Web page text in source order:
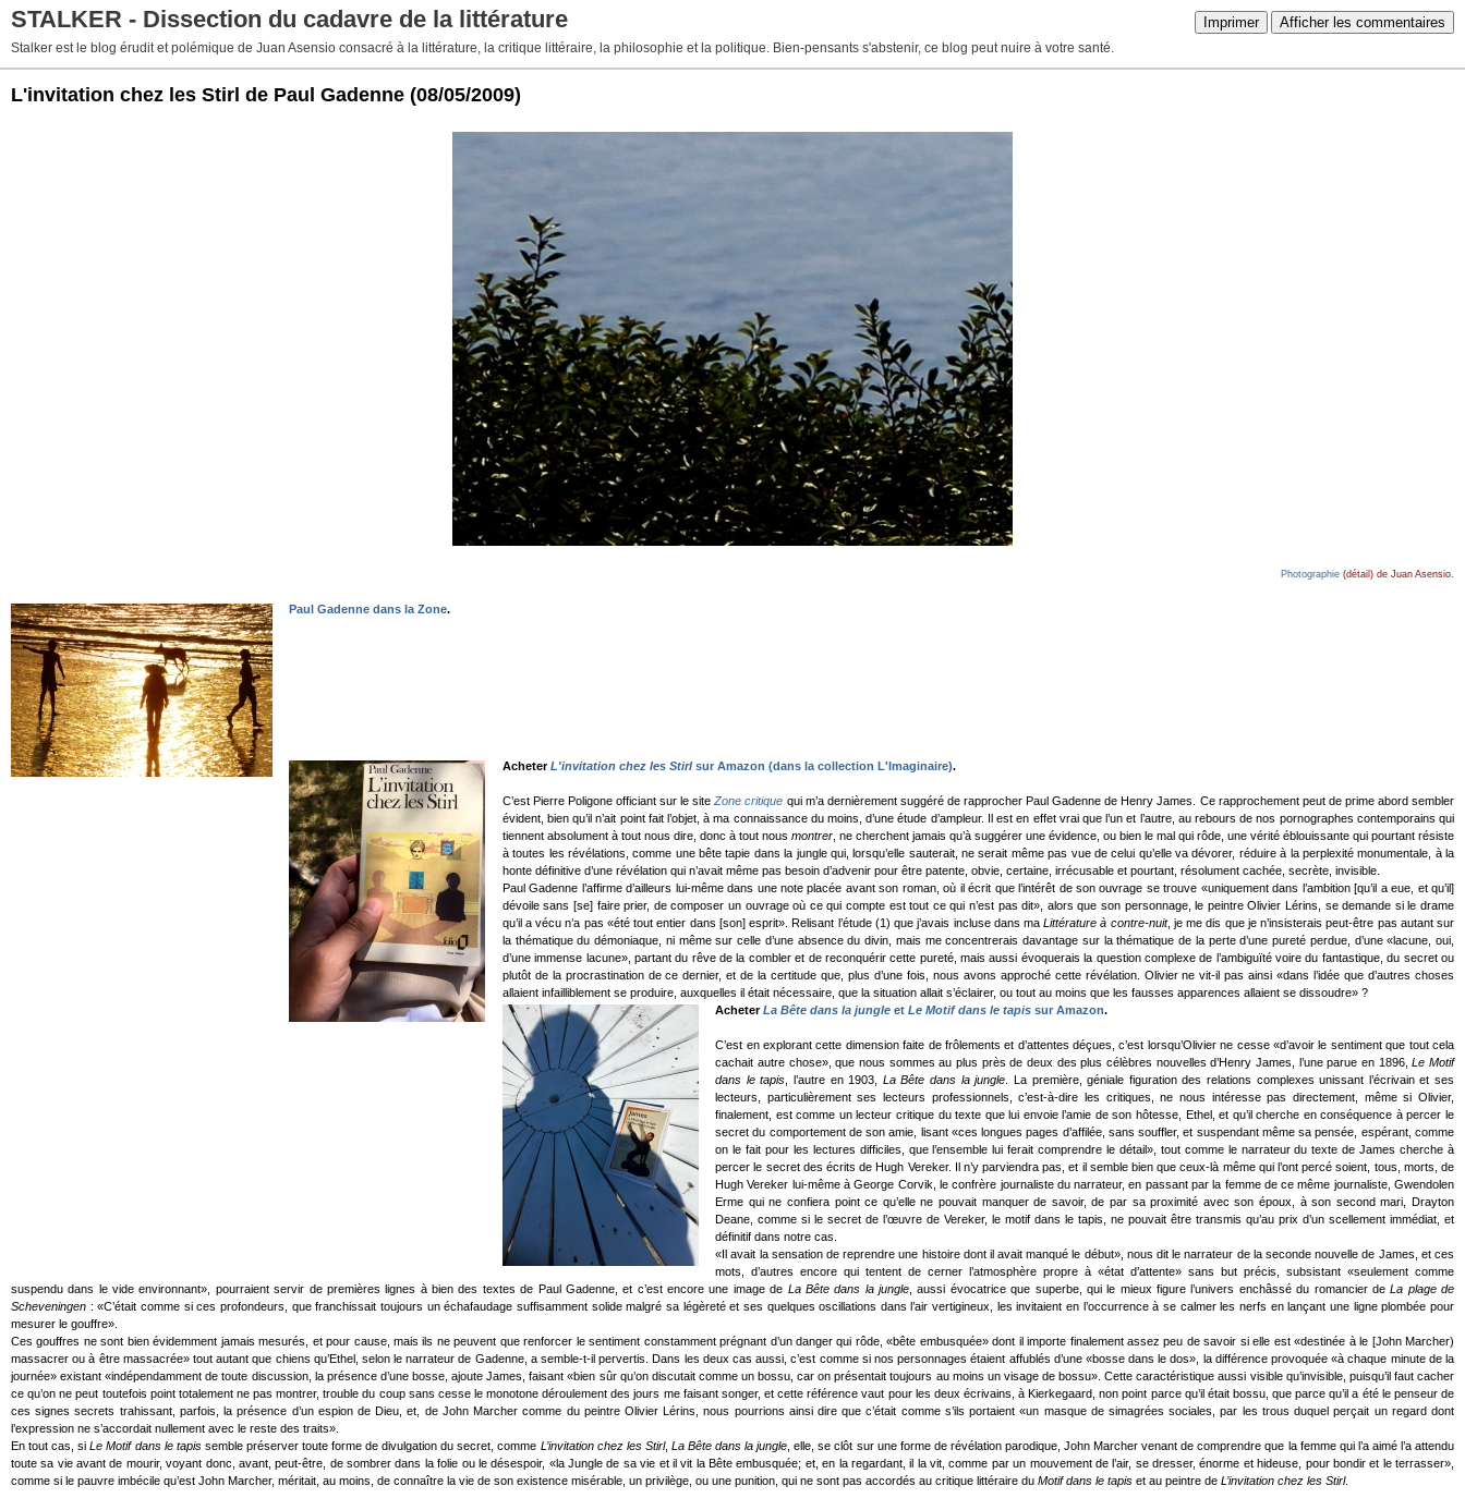
Imprimer Afficher les commentaires
STALKER - Dissection du cadavre de la littérature
Stalker est le blog érudit et polémique de Juan Asensio consacré à la littérature, la critique littéraire, la philosophie et la politique. Bien-pensants s'abstenir, ce blog peut nuire à votre santé.
L'invitation chez les Stirl de Paul Gadenne (08/05/2009)
Photographie (détail) de Juan Asensio.
Paul Gadenne dans la Zone.
AcheterL'invitation chez les Stirlsur Amazon (dans la collection L'Imaginaire).
C’est Pierre Poligone officiant sur le siteZone critique qui m’a dernièrement suggéré de rapprocher Paul Gadenne de Henry James. Ce rapprochement peut de prime abord sembler
évident, bien qu’il n’ait point fait l’objet, à ma connaissance du moins, d’une étude d’ampleur. Il est en effet vrai que l’un et l’autre, au rebours de nos pornographes contemporains qui
tiennent absolument à tout nous dire, donc à tout nous montrer, ne cherchent jamais qu’à suggérer une évidence, ou bien le mal qui rôde, une vérité éblouissante qui pourtant résiste
à toutes les révélations, comme une bête tapie dans la jungle qui, lorsqu’elle sauterait, ne serait même pas vue de celui qu’elle va dévorer, réduire à la perplexité monumentale, à la
honte définitive d’une révélation qui n’avait même pas besoin d’advenir pour être patente, obvie, certaine, irrécusable et pourtant, résolument cachée, secrète, invisible.
Paul Gadenne l’affirme d’ailleurs lui-même dans une note placée avant son roman, où il écrit que l’intérêt de son ouvrage se trouve «uniquement dans l’ambition [qu’il a eue, et qu’il]
dévoile sans [se] faire prier, de composer un ouvrage où ce qui compte est tout ce qui n’est pas dit», alors que son personnage, le peintre Olivier Lérins, se demande si le drame
qu’il a vécu n’a pas «été tout entier dans [son] esprit». Relisant l’étude (1) que j’avais incluse dans maLittérature à contre-nuit, je me dis que je n’insisterais peut-être pas autant sur
la thématique du démoniaque, ni même sur celle d’une absence du divin, mais me concentrerais davantage sur la thématique de la perte d’une pureté perdue, d’une «lacune, oui,
d’une immense lacune», partant du rêve de la combler et de reconquérir cette pureté, mais aussi évoquerais la question complexe de l’ambiguïté voire du fantastique, du secret ou
plutôt de la procrastination de ce dernier, et de la certitude que, plus d’une fois, nous avons approché cette révélation. Olivier ne vit-il pas ainsi «dans l’idée que d’autres choses
allaient infailliblement se produire, auxquelles il était nécessaire, que la situation allait s’éclairer, ou tout au moins que les fausses apparences allaient se dissoudre» ?
AcheterLa Bête dans la jungle etLe Motif dans le tapis sur Amazon.
C’est en explorant cette dimension faite de frôlements et d’attentes déçues, c’est lorsqu’Olivier ne cesse «d’avoir le sentiment que tout cela
cachait autre chose», que nous sommes au plus près de deux des plus célèbres nouvelles d’Henry James, l’une parue en 1896,Le Motif
dans le tapis , l’autre en 1903, La Bête dans la jungle . La première, géniale figuration des relations complexes unissant l’écrivain et ses
lecteurs, particulièrement ses lecteurs professionnels, c’est-à-dire les critiques, ne nous intéresse pas directement, même si Olivier,
finalement, est comme un lecteur critique du texte que lui envoie l’amie de son hôtesse, Ethel, et qu’il cherche en conséquence à percer le
secret du comportement de son amie, lisant «ces longues pages d’affilée, sans souffler, et suspendant même sa pensée, espérant, comme
on le fait pour les lectures difficiles, que l’ensemble lui ferait comprendre le détail», tout comme le narrateur du texte de James cherche à
percer le secret des écrits de Hugh Vereker. Il n’y parviendra pas, et il semble bien que ceux-là même qui l’ont percé soient, tous, morts, de
Hugh Vereker lui-même à George Corvik, le confrère journaliste du narrateur, en passant par la femme de ce même journaliste, Gwendolen
Erme qui ne confiera point ce qu’elle ne pouvait manquer de savoir, de par sa proximité avec son époux, à son second mari, Drayton
Deane, comme si le secret de l’œuvre de Vereker, le motif dans le tapis, ne pouvait être transmis qu’au prix d’un scellement immédiat, et
définitif dans notre cas.
«Il avait la sensation de reprendre une histoire dont il avait manqué le début», nous dit le narrateur de la seconde nouvelle de James, et ces
mots, d’autres encore qui tentent de cerner l’atmosphère propre à «état d’attente» sans but précis, subsistant «seulement comme
suspendu dans le vide environnant», pourraient servir de premières lignes à bien des textes de Paul Gadenne, et c’est encore une image de La Bête dans la jungle , aussi évocatrice que superbe, qui le mieux figure l’univers enchâssé du romancier deLa plage de
Scheveningen : «C’était comme si ces profondeurs, que franchissait toujours un échafaudage suffisamment solide malgré sa légèreté et ses quelques oscillations dans l’air vertigineux, les invitaient en l’occurrence à se calmer les nerfs en lançant une ligne plombée pour
mesurer le gouffre».
Ces gouffres ne sont bien évidemment jamais mesurés, et pour cause, mais ils ne peuvent que renforcer le sentiment constamment prégnant d’un danger qui rôde, «bête embusquée» dont il importe finalement assez peu de savoir si elle est «destinée à le [John Marcher)
massacrer ou à être massacrée» tout autant que chiens qu’Ethel, selon le narrateur de Gadenne, a semble-t-il pervertis. Dans les deux cas aussi, c’est comme si nos personnages étaient affublés d’une «bosse dans le dos», la différence provoquée «à chaque minute de la
journée» existant «indépendamment de toute discussion, la présence d’une bosse, ajoute James, faisant «bien sûr qu’on discutait comme un bossu, car on présentait toujours au moins un visage de bossu». Cette caractéristique aussi visible qu’invisible, puisqu’il faut cacher
ce qu’on ne peut toutefois point totalement ne pas montrer, trouble du coup sans cesse le monotone déroulement des jours me faisant songer, et cette référence vaut pour les deux écrivains, à Kierkegaard, non point parce qu’il était bossu, que parce qu’il a été le penseur de
ces signes secrets trahissant, parfois, la présence d’un espion de Dieu, et, de John Marcher comme du peintre Olivier Lérins, nous pourrions ainsi dire que c’était comme s’ils portaient «un masque de simagrées sociales, par les trous duquel perçait un regard dont
l’expression ne s’accordait nullement avec le reste des traits».
En tout cas, siLe Motif dans le tapissemble préserver toute forme de divulgation du secret, comme L’invitation chez les Stirl, La Bête dans la jungle , elle, se clôt sur une forme de révélation parodique, John Marcher venant de comprendre que la femme qui l’a aimé l’a attendu
toute sa vie avant de mourir, voyant donc, avant, peut-être, de sombrer dans la folie ou le désespoir, «la Jungle de sa vie et il vit la Bête embusquée; et, en la regardant, il la vit, comme par un mouvement de l’air, se dresser, énorme et hideuse, pour bondir et le terrasser»,
comme si le pauvre imbécile qu’est John Marcher, méritait, au moins, de connaître la vie de son existence misérable, un privilège, ou une punition, qui ne sont pas accordés au critique littéraire du Motif dans le tapis et au peintre de L’invitation chez les Stirl.